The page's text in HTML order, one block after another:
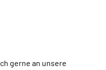
gerne an unsere